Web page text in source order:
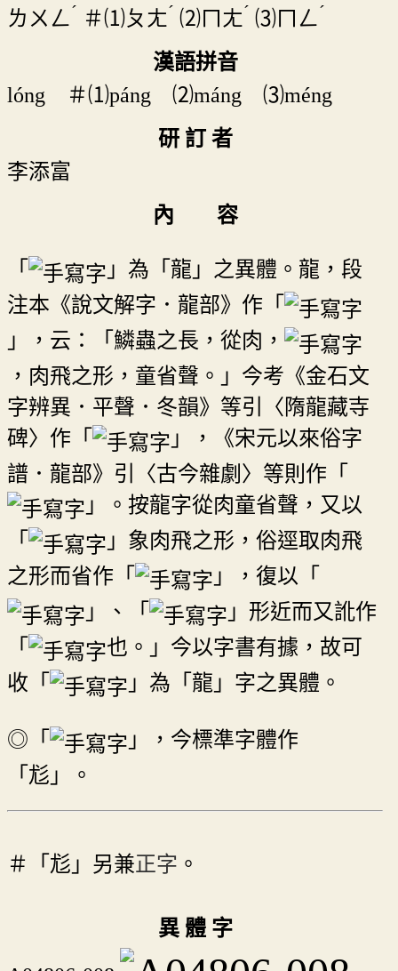
ㄌㄨㄥˊ ＃⑴ㄆㄤˊ ⑵ㄇㄤˊ ⑶ㄇㄥˊ
漢語拼音
lóng ＃⑴páng ⑵máng ⑶méng
研 訂 者
李添富
內 容
「
」為「龍」之異體。龍，段
注本《說文解字．龍部》作「
」，云：「鱗蟲之長，從肉，
，肉飛之形，童省聲。」今考《金石文
字辨異．平聲．冬韻》等引〈隋龍藏寺
碑〉作「
」，《宋元以來俗字
譜．龍部》引〈古今雜劇〉等則作「
」。按龍字從肉童省聲，又以
「
」象肉飛之形，俗逕取肉飛
之形而省作「
」，復以「
」、「
」形近而又訛作
「
也。」今以字書有據，故可
收「
」為「龍」字之異體。
◎「
」，今標準字體作
「尨」。
＃「尨」另兼正字 。
異 體 字